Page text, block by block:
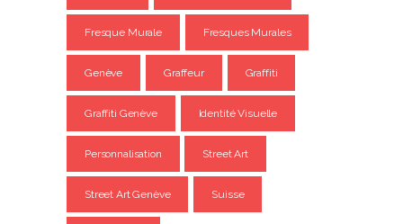
Fresque Murale Fresques Murales
Genève Graffeur Graffiti
Graffiti Genève Identité Visuelle
Personnalisation Street Art
Street Art Genève Suisse